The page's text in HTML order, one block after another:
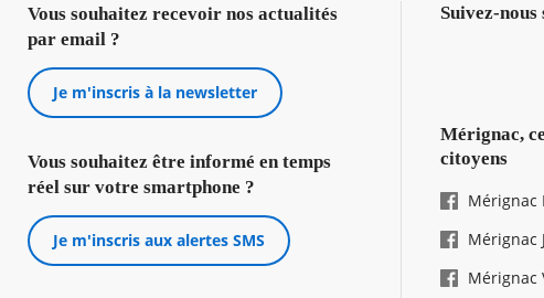
Vous souhaitez recevoir nos actualités
par email ?
Je m'inscris à la newsletter
Vous souhaitez être informé en temps
réel sur votre smartphone ?
Je m'inscris aux alertes SMS
Suivez-
Mérignac,
citoyens
Mérignac
Mérignac
Mérignac